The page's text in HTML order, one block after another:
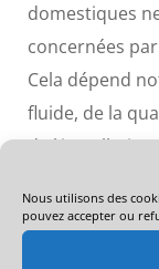
Nous utilisons des
pouvez accepter ou
domestiques
concernées
Cela dépend
fluide, de la
de l’installation.
la